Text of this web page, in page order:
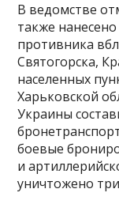
В ведомстве
также
противника
Святогорска,
населенных
Харьковской
Украины
боевые
и
уничтожено